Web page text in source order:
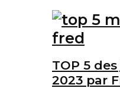
TOP 5
2023 par